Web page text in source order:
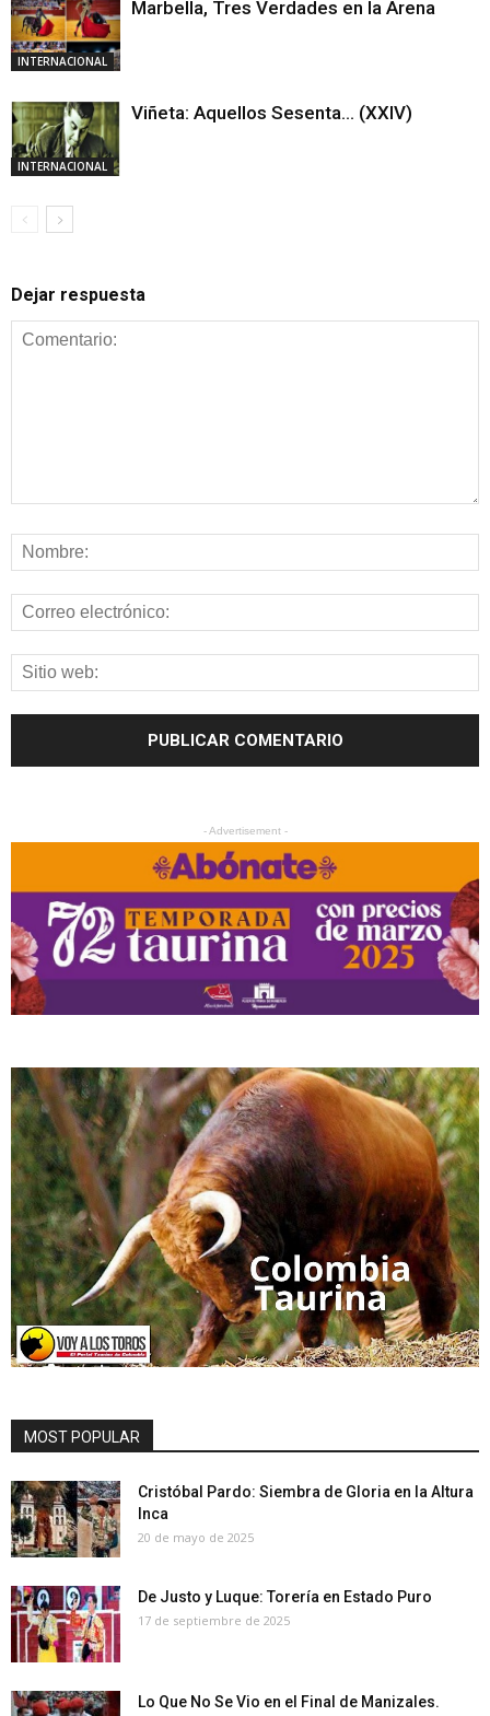
INTERNACIONAL
Marbella, Tres Verdades en la Arena
INTERNACIONAL
Viñeta: Aquellos Sesenta… (XXIV)
Dejar respuesta
- Advertisement -
MOST POPULAR
Cristóbal Pardo: Siembra de Gloria en la Altura
Inca
20 de mayo de 2025
De Justo y Luque: Torería en Estado Puro
17 de septiembre de 2025
Lo Que No Se Vio en el Final de Manizales.